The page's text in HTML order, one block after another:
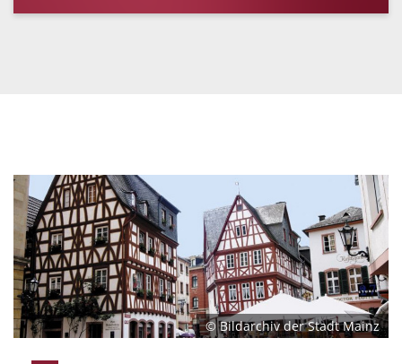
© Bildarchiv der Stadt Mainz